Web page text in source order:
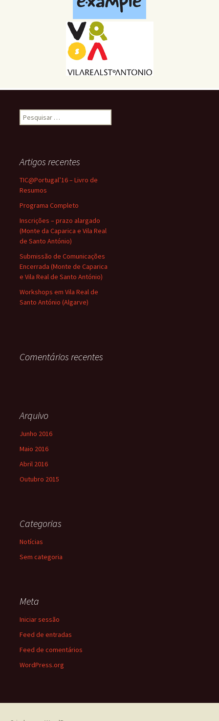
Pesquisar
por:
Artigos recentes
TIC@Portugal’16 – Livro de
Resumos
Programa Completo
Inscrições – prazo alargado
(Monte da Caparica e Vila Real
de Santo António)
Submissão de Comunicações
Encerrada (Monte de Caparica
e Vila Real de Santo António)
Workshops em Vila Real de
Santo António (Algarve)
Comentários recentes
Arquivo
Junho 2016
Maio 2016
Abril 2016
Outubro 2015
Categorias
Notícias
Sem categoria
Meta
Iniciar sessão
Feed de entradas
Feed de comentários
WordPress.org